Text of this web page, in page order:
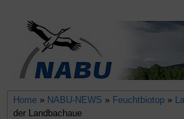
Home » NABU-NEWS » Feuchtbiotop »
der Landbachaue